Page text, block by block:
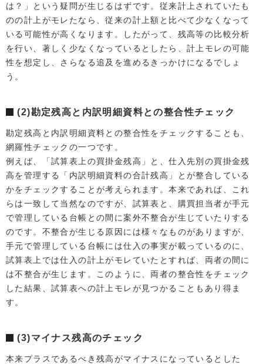
は？」という疑問が生じるはずです。従来計上されていたも
のの計上がモレたなら、従来の計上額と比べて少なくなって
いる可能性が高くなります。したがって、残高等の比較分析
を行い、著しく少なくなっているとしたら、計上モレの可能
性を想定し、さらなる追及を進めるきっかけになるでしょ
う。
(2)勘定残高と内訳明細資料との整合性チェック
勘定残高と内訳明細資料との整合性をチェックすることも、
網羅性チェックの一つです。
例えば、「試算表上の買掛金残高」と、仕入先別の買掛金残
高を管理する「内訳明細資料の合計残高」とが整合している
かをチェックすることが考えられます。本来であれば、これ
らは一致して当然なのですが、試算表と、購買担当者が手元
で管理している台帳との間に案外不整合が生じていたりする
のです。不整合が生じる原因には様々なものがありますが、
手元で管理している台帳には仕入の事実が載っているのに、
試算表上では仕入の計上がモレていたとすれば、両者の間に
は不整合が生じます。このように、両者の整合性をチェック
した結果、試算表への計上モレが見つかることもあり得ま
す。
(3)マイナス残高のチェック
本来プラスであるべき残高がマイナスになっているとした